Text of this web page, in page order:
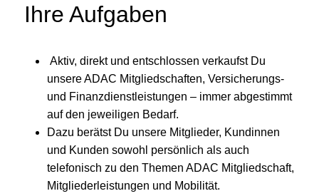
Ihre Aufgaben
Aktiv, direkt und entschlossen verkaufst Du
unsere ADAC Mitgliedschaften, Versicherungs-
und Finanzdienstleistungen – immer abgestimmt
auf den jeweiligen Bedarf.
Dazu berätst Du unsere Mitglieder, Kundinnen
und Kunden sowohl persönlich als auch
telefonisch zu den Themen ADAC Mitgliedschaft,
Mitgliederleistungen und Mobilität.